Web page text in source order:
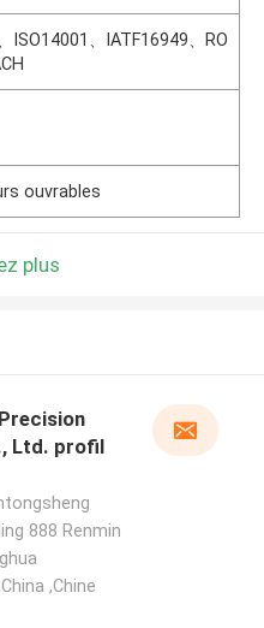
ISO14001、IATF16949、RO
ouvrables
plus
Ltd. profil
888 Renmin
,Chine